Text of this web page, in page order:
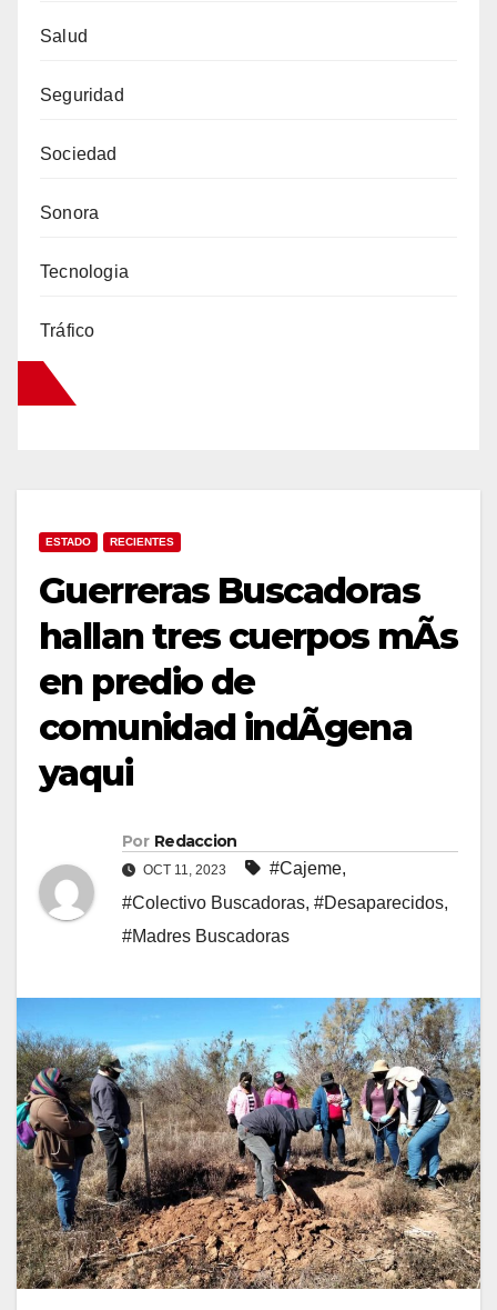
Salud
Seguridad
Sociedad
Sonora
Tecnologia
Tráfico
ESTADO RECIENTES
Guerreras Buscadoras
hallan tres cuerpos mÃs
en predio de
comunidad indÃgena
yaqui
Por Redaccion
OCT 11, 2023 #Cajeme,
#Colectivo Buscadoras, #Desaparecidos,
#Madres Buscadoras